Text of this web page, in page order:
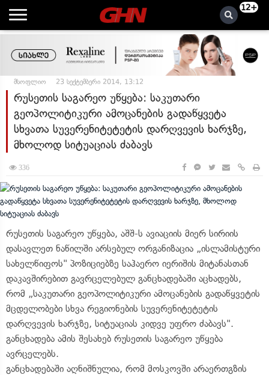
12+
მსოფლიო 23 სექტემბერი 2014, 13:12
რუსეთის საგარეო უწყება: საკუთარი
გეოპოლიტიკური ამოცანების გადაწყვეტა
სხვათა სუვერენიტეტეტის დარღვევის ხარჯზე,
მხოლოდ სიტუაციას ძაბავს
336
რუსეთის საგარეო უწყება, აშშ-ს ავიაციის მიერ სირიის
დასავლეთ ნაწილში არსებულ ორგანიზაცია „ისლამისტური
სახელწიფოს" პოზიციებზე საჰაერო იერიშის მიტანასთან
დაკავშირებით გავრცელებულ განცხადებაში აცხადებს,
რომ „საკუთარი გეოპოლიტიკური ამოცანების გადაწყვეტის
მცდელობები სხვა რეგიონების სუვერენიტეტეტის
დარღვევის ხარჯზე, სიტუაციას კიდვე უფრო ძაბავს".
განცხადება ამის შესახებ რუსეთის საგარეო უწყება
ავრცელებს.
განცხადებაში აღნიშნულია, რომ მოსკოვში არაერთგზის